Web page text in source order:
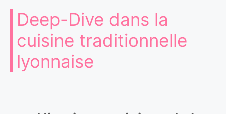
Deep-Dive dans la
cuisine traditionnelle
lyonnaise